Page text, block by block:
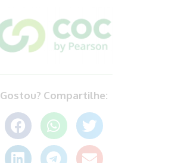
Gostou? Compartilhe: